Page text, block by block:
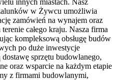
innych miastach. Nasz
w Żywcu umożliwia
zamówień na wynajem oraz
całego kraju. Nasza firma
kompleksową obsługę budów
po duże inwestycje
sprzętu budowlanego,
oraz wsparcie na każdym etapie
z firmami budowlanymi,